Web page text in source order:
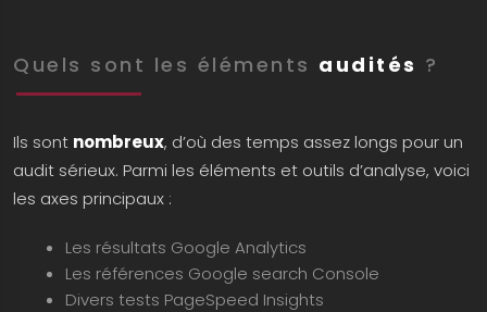
Quels sont les éléments audités ?
Ils sont nombreux, d’où des temps assez longs pour un
audit sérieux. Parmi les éléments et outils d’analyse, voici
les axes principaux :
Les résultats Google Analytics
Les références Google search Console
Divers tests PageSpeed Insights